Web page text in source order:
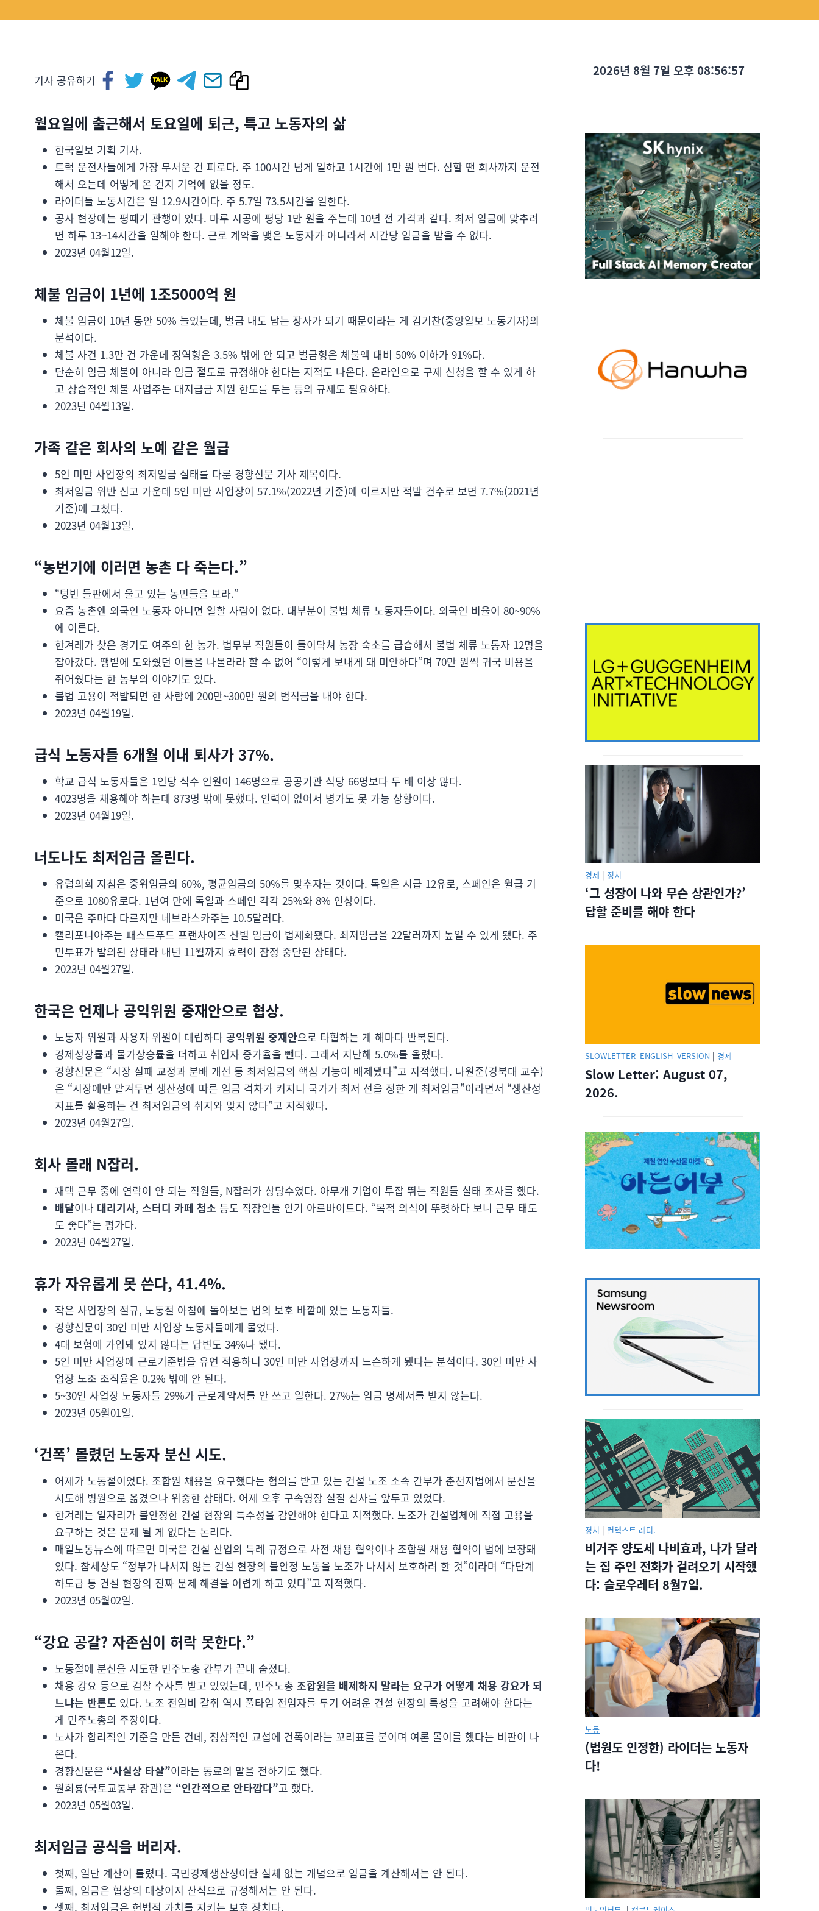
기사 공유하기
월요일에 출근해서 토요일에 퇴근, 특고 노동자의 삶
한국일보 기획 기사.
트럭 운전사들에게 가장 무서운 건 피로다. 주 100시간 넘게 일하고 1시간에 1만 원 번다. 심할 땐 회사까지 운전
해서 오는데 어떻게 온 건지 기억에 없을 정도.
라이더들 노동시간은 일 12.9시간이다. 주 5.7일 73.5시간을 일한다.
공사 현장에는 평떼기 관행이 있다. 마루 시공에 평당 1만 원을 주는데 10년 전 가격과 같다. 최저 임금에 맞추려
면 하루 13~14시간을 일해야 한다. 근로 계약을 맺은 노동자가 아니라서 시간당 임금을 받을 수 없다.
2023년 04월12일.
체불 임금이 1년에 1조5000억 원
체불 임금이 10년 동안 50% 늘었는데, 벌금 내도 남는 장사가 되기 때문이라는 게 김기찬(중앙일보 노동기자)의
분석이다.
체불 사건 1.3만 건 가운데 징역형은 3.5% 밖에 안 되고 벌금형은 체불액 대비 50% 이하가 91%다.
단순히 임금 체불이 아니라 임금 절도로 규정해야 한다는 지적도 나온다. 온라인으로 구제 신청을 할 수 있게 하
고 상습적인 체불 사업주는 대지급금 지원 한도를 두는 등의 규제도 필요하다.
2023년 04월13일.
가족 같은 회사의 노예 같은 월급
5인 미만 사업장의 최저임금 실태를 다룬 경향신문 기사 제목이다.
최저임금 위반 신고 가운데 5인 미만 사업장이 57.1%(2022년 기준)에 이르지만 적발 건수로 보면 7.7%(2021년
기준)에 그쳤다.
2023년 04월13일.
“농번기에 이러면 농촌 다 죽는다.”
“텅빈 들판에서 울고 있는 농민들을 보라.”
요즘 농촌엔 외국인 노동자 아니면 일할 사람이 없다. 대부분이 불법 체류 노동자들이다. 외국인 비율이 80~90%
에 이른다.
한겨레가 찾은 경기도 여주의 한 농가. 법무부 직원들이 들이닥쳐 농장 숙소를 급습해서 불법 체류 노동자 12명을
잡아갔다. 땡볕에 도와줬던 이들을 나몰라라 할 수 없어 “이렇게 보내게 돼 미안하다”며 70만 원씩 귀국 비용을
쥐어줬다는 한 농부의 이야기도 있다.
불법 고용이 적발되면 한 사람에 200만~300만 원의 범칙금을 내야 한다.
2023년 04월19일.
급식 노동자들 6개월 이내 퇴사가 37%.
학교 급식 노동자들은 1인당 식수 인원이 146명으로 공공기관 식당 66명보다 두 배 이상 많다.
4023명을 채용해야 하는데 873명 밖에 못했다. 인력이 없어서 병가도 못 가능 상황이다.
2023년 04월19일.
너도나도 최저임금 올린다.
유럽의회 지침은 중위임금의 60%, 평균임금의 50%를 맞추자는 것이다. 독일은 시급 12유로, 스페인은 월급 기
준으로 1080유로다. 1년여 만에 독일과 스페인 각각 25%와 8% 인상이다.
미국은 주마다 다르지만 네브라스카주는 10.5달러다.
캘리포니아주는 패스트푸드 프랜차이즈 산별 임금이 법제화됐다. 최저임금을 22달러까지 높일 수 있게 됐다. 주
민투표가 발의된 상태라 내년 11월까지 효력이 잠정 중단된 상태다.
2023년 04월27일.
한국은 언제나 공익위원 중재안으로 협상.
노동자 위원과 사용자 위원이 대립하다 공익위원 중재안으로 타협하는 게 해마다 반복된다.
경제성장률과 물가상승률을 더하고 취업자 증가율을 뺀다. 그래서 지난해 5.0%를 올렸다.
경향신문은 “시장 실패 교정과 분배 개선 등 최저임금의 핵심 기능이 배제됐다”고 지적했다. 나원준(경북대 교수)
은 “시장에만 맡겨두면 생산성에 따른 임금 격차가 커지니 국가가 최저 선을 정한 게 최저임금”이라면서 “생산성
지표를 활용하는 건 최저임금의 취지와 맞지 않다”고 지적했다.
2023년 04월27일.
회사 몰래 N잡러.
재택 근무 중에 연락이 안 되는 직원들, N잡러가 상당수였다. 아무개 기업이 투잡 뛰는 직원들 실태 조사를 했다.
배달이나 대리기사, 스터디 카페 청소 등도 직장인들 인기 아르바이트다. “목적 의식이 뚜렷하다 보니 근무 태도
도 좋다”는 평가다.
2023년 04월27일.
휴가 자유롭게 못 쓴다, 41.4%.
작은 사업장의 절규, 노동절 아침에 돌아보는 법의 보호 바깥에 있는 노동자들.
경향신문이 30인 미만 사업장 노동자들에게 물었다.
4대 보험에 가입돼 있지 않다는 답변도 34%나 됐다.
5인 미만 사업장에 근로기준법을 유연 적용하니 30인 미만 사업장까지 느슨하게 됐다는 분석이다. 30인 미만 사
업장 노조 조직율은 0.2% 밖에 안 된다.
5~30인 사업장 노동자들 29%가 근로계약서를 안 쓰고 일한다. 27%는 임금 명세서를 받지 않는다.
2023년 05월01일.
‘건폭’ 몰렸던 노동자 분신 시도.
어제가 노동절이었다. 조합원 채용을 요구했다는 혐의를 받고 있는 건설 노조 소속 간부가 춘천지법에서 분신을
시도해 병원으로 옮겼으나 위중한 상태다. 어제 오후 구속영장 실질 심사를 앞두고 있었다.
한겨레는 일자리가 불안정한 건설 현장의 특수성을 감안해야 한다고 지적했다. 노조가 건설업체에 직접 고용을
요구하는 것은 문제 될 게 없다는 논리다.
매일노동뉴스에 따르면 미국은 건설 산업의 특례 규정으로 사전 채용 협약이나 조합원 채용 협약이 법에 보장돼
있다. 참세상도 “정부가 나서지 않는 건설 현장의 불안정 노동을 노조가 나서서 보호하려 한 것”이라며 “다단계
하도급 등 건설 현장의 진짜 문제 해결을 어렵게 하고 있다”고 지적했다.
2023년 05월02일.
“강요 공갈? 자존심이 허락 못한다.”
노동절에 분신을 시도한 민주노총 간부가 끝내 숨졌다.
채용 강요 등으로 검찰 수사를 받고 있었는데, 민주노총 조합원을 배제하지 말라는 요구가 어떻게 채용 강요가 되
느냐는 반론도 있다. 노조 전임비 갈취 역시 풀타임 전임자를 두기 어려운 건설 현장의 특성을 고려해야 한다는
게 민주노총의 주장이다.
노사가 합리적인 기준을 만든 건데, 정상적인 교섭에 건폭이라는 꼬리표를 붙이며 여론 몰이를 했다는 비판이 나
온다.
경향신문은 “사실상 타살”이라는 동료의 말을 전하기도 했다.
원희룡(국토교통부 장관)은 “인간적으로 안타깝다”고 했다.
2023년 05월03일.
최저임금 공식을 버리자.
첫째, 일단 계산이 틀렸다. 국민경제생산성이란 실체 없는 개념으로 임금을 계산해서는 안 된다.
둘째, 임금은 협상의 대상이지 산식으로 규정해서는 안 된다.
셋째, 최저임금은 헌법적 가치를 지키는 보호 장치다.
2026년 8월 7일 오후 08:56:58
경제 | 정치
‘그 성장이 나와 무슨 상관인가?’
답할 준비를 해야 한다
SLOWLETTER_ENGLISH_VERSION | 경제
Slow Letter: August 07,
2026.
정치 | 컨텍스트 레터.
비거주 양도세 나비효과, 나가 달라
는 집 주인 전화가 걸려오기 시작했
다: 슬로우레터 8월7일.
노동
(법원도 인정한) 라이더는 노동자
다!